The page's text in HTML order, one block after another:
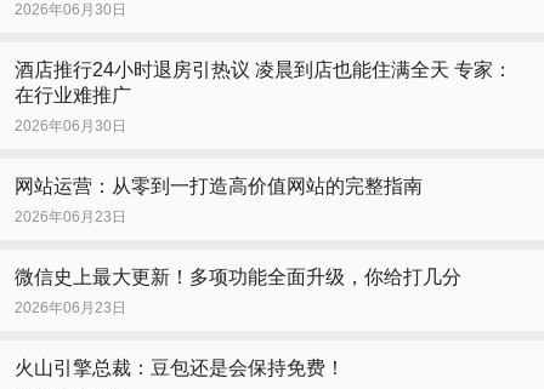
2026年06月30日
酒店推行24小时退房引热议 凌晨到店也能住满全天 专家：
在行业难推广
2026年06月30日
网站运营：从零到一打造高价值网站的完整指南
2026年06月23日
微信史上最大更新！多项功能全面升级，你给打几分
2026年06月23日
火山引擎总裁：豆包还是会保持免费！